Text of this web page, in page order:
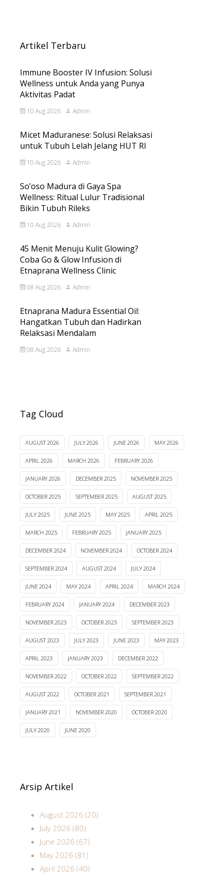
Artikel Terbaru
Immune Booster IV Infusion: Solusi
Wellness untuk Anda yang Punya
Aktivitas Padat
10 Aug 2026 Admin
Micet Maduranese: Solusi Relaksasi
untuk Tubuh Lelah Jelang HUT RI
10 Aug 2026 Admin
So’oso Madura di Gaya Spa
Wellness: Ritual Lulur Tradisional
Bikin Tubuh Rileks
10 Aug 2026 Admin
45 Menit Menuju Kulit Glowing?
Coba Go & Glow Infusion di
Etnaprana Wellness Clinic
08 Aug 2026 Admin
Etnaprana Madura Essential Oil:
Hangatkan Tubuh dan Hadirkan
Relaksasi Mendalam
08 Aug 2026 Admin
Tag Cloud
AUGUST 2026 JULY 2026 JUNE 2026 MAY 2026
APRIL 2026 MARCH 2026 FEBRUARY 2026
JANUARY 2026 DECEMBER 2025 NOVEMBER 2025
OCTOBER 2025 SEPTEMBER 2025 AUGUST 2025
JULY 2025 JUNE 2025 MAY 2025 APRIL 2025
MARCH 2025 FEBRUARY 2025 JANUARY 2025
DECEMBER 2024 NOVEMBER 2024 OCTOBER 2024
SEPTEMBER 2024 AUGUST 2024 JULY 2024
JUNE 2024 MAY 2024 APRIL 2024 MARCH 2024
FEBRUARY 2024 JANUARY 2024 DECEMBER 2023
NOVEMBER 2023 OCTOBER 2023 SEPTEMBER 2023
AUGUST 2023 JULY 2023 JUNE 2023 MAY 2023
APRIL 2023 JANUARY 2023 DECEMBER 2022
NOVEMBER 2022 OCTOBER 2022 SEPTEMBER 2022
AUGUST 2022 OCTOBER 2021 SEPTEMBER 2021
JANUARY 2021 NOVEMBER 2020 OCTOBER 2020
JULY 2020 JUNE 2020
Arsip Artikel
August 2026 (20)
July 2026 (80)
June 2026 (67)
May 2026 (81)
April 2026 (40)